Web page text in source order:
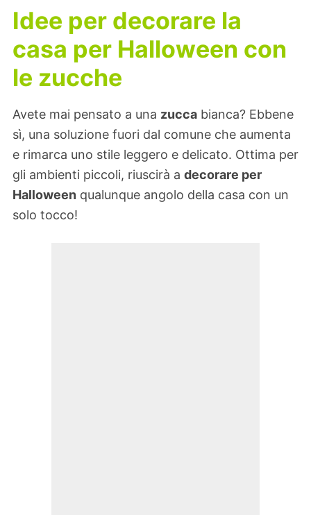
Idee per decorare la
casa per Halloween con
le zucche
Avete mai pensato a una zucca bianca? Ebbene
sì, una soluzione fuori dal comune che aumenta
e rimarca uno stile leggero e delicato. Ottima per
gli ambienti piccoli, riuscirà a decorare per
Halloween qualunque angolo della casa con un
solo tocco!